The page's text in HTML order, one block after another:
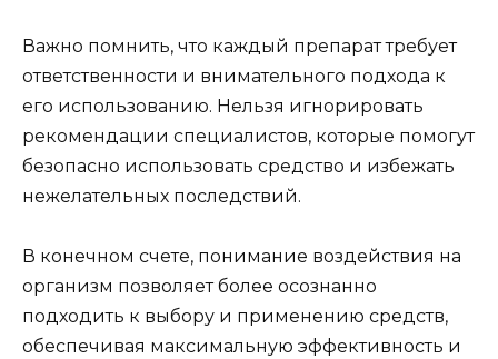
Важно помнить, что каждый препарат требует
ответственности и внимательного подхода к
его использованию. Нельзя игнорировать
рекомендации специалистов, которые помогут
безопасно использовать средство и избежать
нежелательных последствий.
В конечном счете, понимание воздействия на
организм позволяет более осознанно
подходить к выбору и применению средств,
обеспечивая максимальную эффективность и